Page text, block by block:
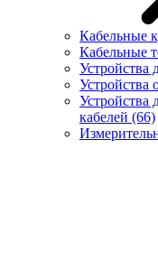
Кабельные
Кабельные
Устройства
Устройства
кабелей (66)